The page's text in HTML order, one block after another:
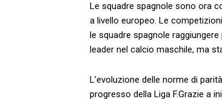
Le squadre spagnole sono ora
a livello europeo.⁣ Le
le‌ squadre ⁤spagnole
leader nel calcio maschile, ma
L’evoluzione delle norme di
progresso della Liga F.Grazie a